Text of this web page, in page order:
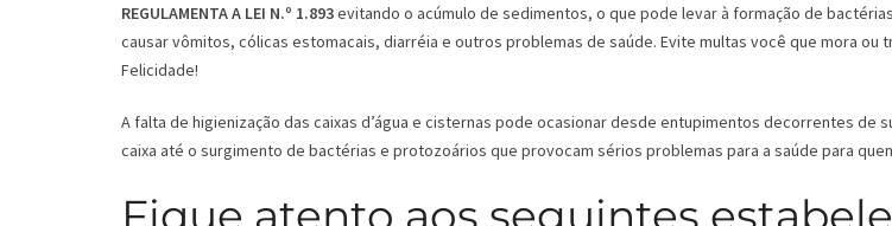
REGULAMENTA A LEI N.º 1.893evitando o acúmulo de sedimentos, o que pode levar à formação de
causar vômitos, cólicas estomacais, diarréia e outros problemas de saúde. Evite multas você que mora ou
Felicidade!
A falta de higienização das caixas d’água e cisternas pode ocasionar desde entupimentos decorrentes de
caixa até o surgimento de bactérias e protozoários que provocam sérios problemas para a saúde para